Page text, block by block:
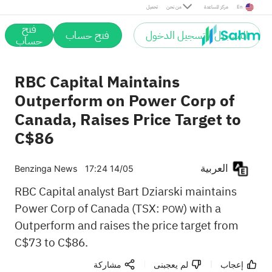
تحميل من نحن مركز المساعدة En
التسجيل / تسجيل الدخول فتح حساب فتح
حساب
RBC Capital Maintains
Outperform on Power Corp of
Canada, Raises Price Target to
C$86
Benzinga News 17:24 14/05
RBC Capital analyst Bart Dziarski maintains
Power Corp of Canada (TSX: POW) with a
Outperform and raises the price target from
C$73 to C$86.
إعجاب لم يعجبنى مشاركة